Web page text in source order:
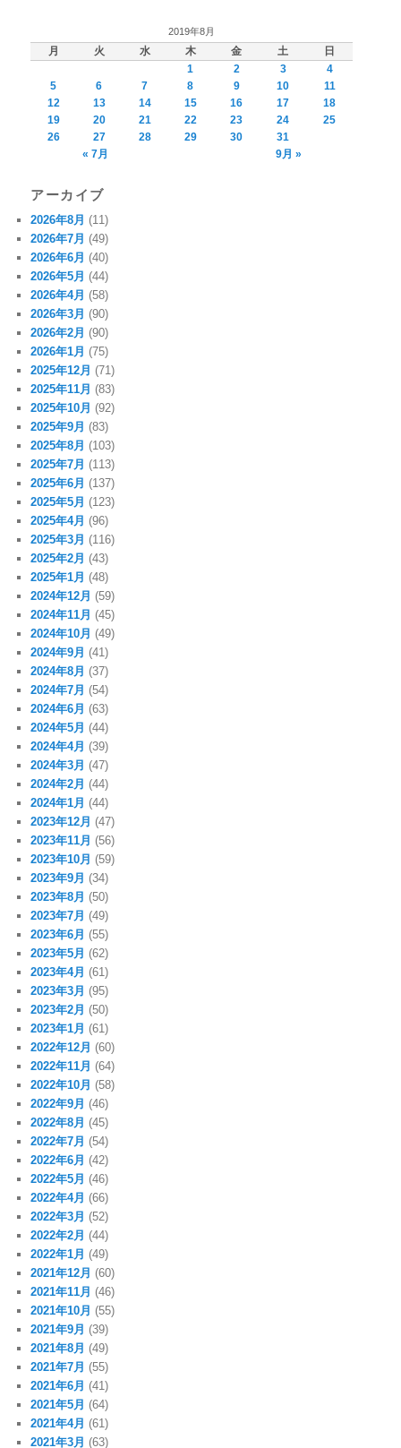
2019年8月
月 火 水 木 金 土
日
1
2 3
4
5
6 7 8 9 10
11
12
13 14 15 16 17
18
19
20 21 22 23 24
25
26
27 28 29 30
31
« 7月
9月 »
アーカイブ
2026年8月 (11)
2026年7月 (49)
2026年6月 (40)
2026年5月 (44)
2026年4月 (58)
2026年3月 (90)
2026年2月 (90)
2026年1月 (75)
2025年12月 (71)
2025年11月 (83)
2025年10月 (92)
2025年9月 (83)
2025年8月 (103)
2025年7月 (113)
2025年6月 (137)
2025年5月 (123)
2025年4月 (96)
2025年3月 (116)
2025年2月 (43)
2025年1月 (48)
2024年12月 (59)
2024年11月 (45)
2024年10月 (49)
2024年9月 (41)
2024年8月 (37)
2024年7月 (54)
2024年6月 (63)
2024年5月 (44)
2024年4月 (39)
2024年3月 (47)
2024年2月 (44)
2024年1月 (44)
2023年12月 (47)
2023年11月 (56)
2023年10月 (59)
2023年9月 (34)
2023年8月 (50)
2023年7月 (49)
2023年6月 (55)
2023年5月 (62)
2023年4月 (61)
2023年3月 (95)
2023年2月 (50)
2023年1月 (61)
2022年12月 (60)
2022年11月 (64)
2022年10月 (58)
2022年9月 (46)
2022年8月 (45)
2022年7月 (54)
2022年6月 (42)
2022年5月 (46)
2022年4月 (66)
2022年3月 (52)
2022年2月 (44)
2022年1月 (49)
2021年12月 (60)
2021年11月 (46)
2021年10月 (55)
2021年9月 (39)
2021年8月 (49)
2021年7月 (55)
2021年6月 (41)
2021年5月 (64)
2021年4月 (61)
2021年3月 (63)